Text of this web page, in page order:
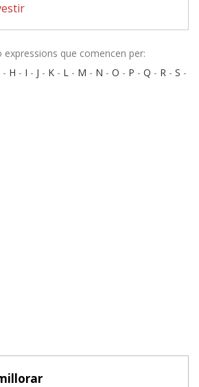
expressions que comencen per:
- H - I - J - K - L - M - N - O - P - Q - R - S -